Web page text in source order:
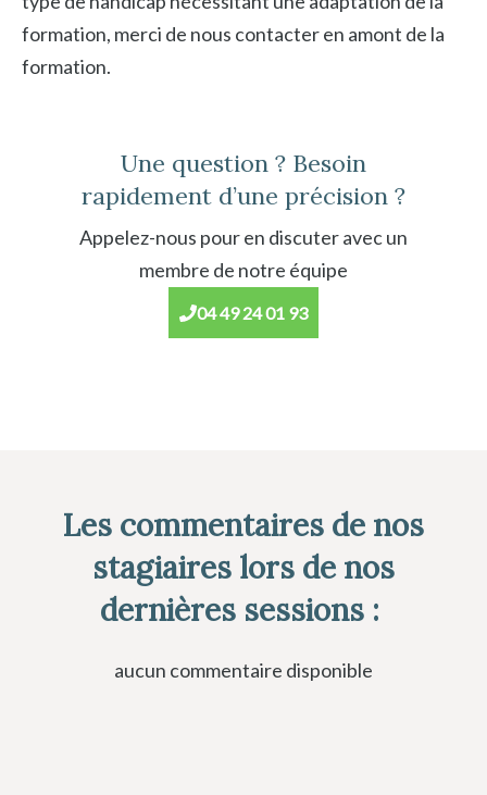
formation, merci de nous contacter en amont de la
formation.
Une question ? Besoin
rapidement d’une précision ?
Appelez-nous pour en discuter avec un
membre de notre équipe
04 49 24 01 93
Les commentaires de nos
stagiaires lors de nos
dernières sessions :
aucun commentaire disponible